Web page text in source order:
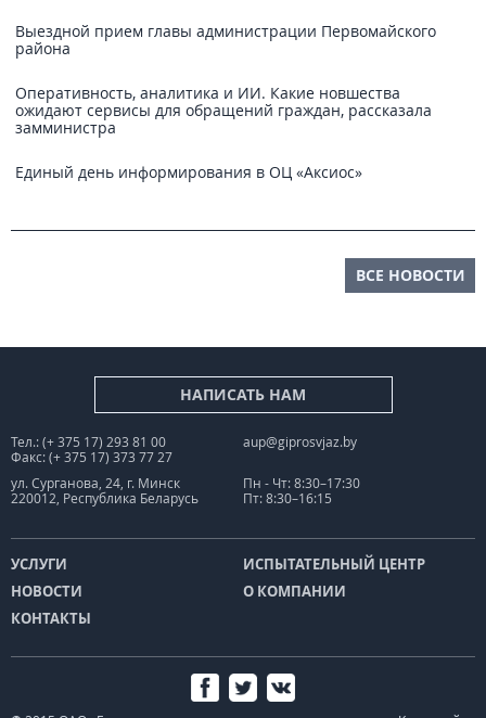
Выездной прием главы администрации Первомайского
района
Оперативность, аналитика и ИИ. Какие новшества
ожидают сервисы для обращений граждан, рассказала
замминистра
Единый день информирования в ОЦ «Аксиос»
ВСЕ НОВОСТИ
НАПИСАТЬ НАМ
Тел.: (+ 375 17) 293 81 00
Факс: (+ 375 17) 373 77 27
aup@giprosvjaz.by
ул. Сурганова, 24, г. Минск
220012, Республика Беларусь
Пн - Чт: 8:30–17:30
Пт: 8:30–16:15
УСЛУГИ
ИСПЫТАТЕЛЬНЫЙ ЦЕНТР
НОВОСТИ
О КОМПАНИИ
КОНТАКТЫ